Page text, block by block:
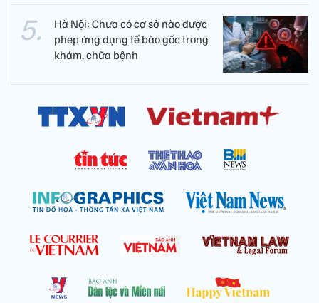
Hà Nội: Chưa có cơ sở nào được
phép ứng dụng tế bào gốc trong
khám, chữa bệnh